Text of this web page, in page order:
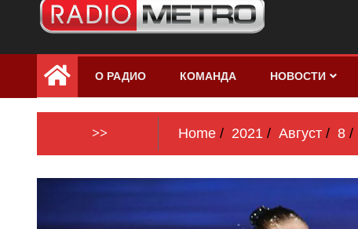
Радио МЕТРО
бесплатно в хорошем качестве Санкт-
Петербург и Россия
О РАДИО КОМАНДА НОВОСТИ
>> Home 2021 Август 8